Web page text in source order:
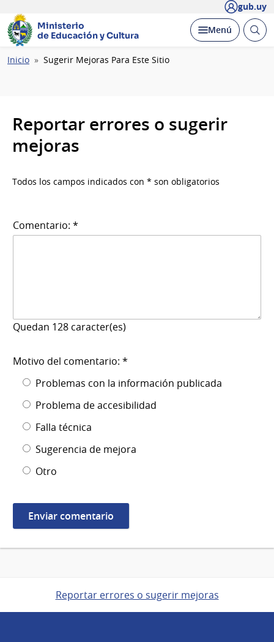
gub.uy
Ministerio
de Educación y Cultura
Desplegar
Menú Abrir
Ruta
Inicio Sugerir Mejoras Para Este Sitio
Reportar errores o sugerir
mejoras
Todos los campos indicados con * son obligatorios
Comentario: *
Quedan 128 caracter(es)
Motivo del comentario: *
Problemas con la información publicada
Problema de accesibilidad
Falla técnica
Sugerencia de mejora
Otro
Reportar errores o sugerir mejoras